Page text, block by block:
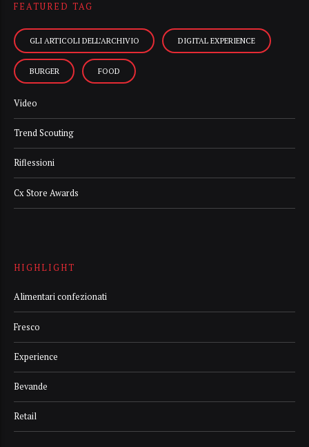
FEATURED TAG
GLI ARTICOLI DELL’ARCHIVIO DIGITAL EXPERIENCE
BURGER FOOD
Video
Trend Scouting
Riflessioni
Cx Store Awards
HIGHLIGHT
Alimentari confezionati
Fresco
Experience
Bevande
Retail